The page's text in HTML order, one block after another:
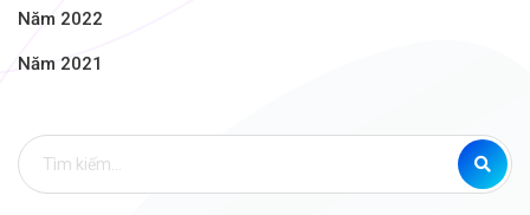
Năm 2022
Năm 2021